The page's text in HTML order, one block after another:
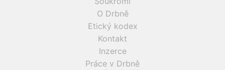
O Drbně
Etický kodex
Kontakt
Inzerce
Práce v Drbně